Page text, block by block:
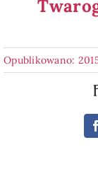
Opublikowano: